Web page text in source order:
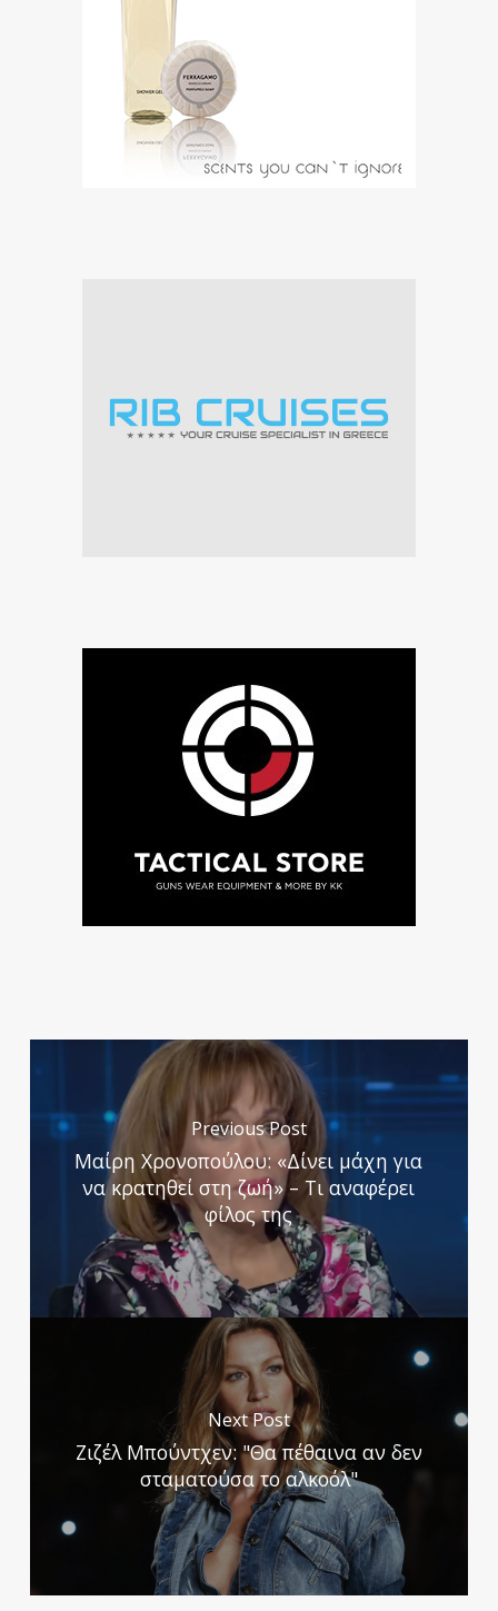
Previous Post
Μαίρη Χρονοπούλου: «Δίνει μάχη για
να κρατηθεί στη ζωή» – Τι αναφέρει
φίλος της
Next Post
Ζιζέλ Μπούντχεν: "Θα πέθαινα αν δεν
σταματούσα το αλκοόλ"